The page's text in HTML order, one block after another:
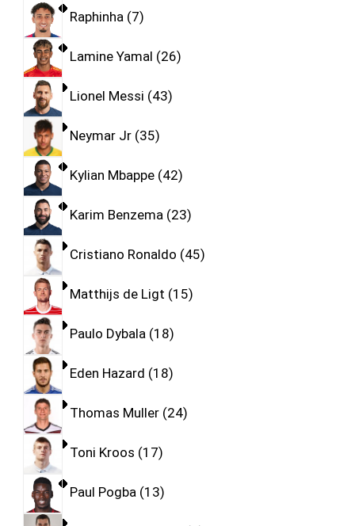
Raphinha 7
Lamine Yamal 26
Lionel Messi 43
Neymar Jr 35
Kylian Mbappe 42
Karim Benzema 23
Cristiano Ronaldo 45
Matthijs de Ligt 15
Paulo Dybala 18
Eden Hazard 18
Thomas Muller 24
Toni Kroos 17
Paul Pogba 13